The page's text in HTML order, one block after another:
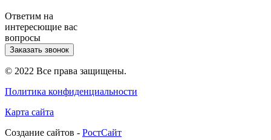
Ответим на
интересющие вас
вопросы
Заказать звонок
© 2022 Все права защищены.
Политика конфиденциальности
Карта сайта
Cоздание сайтов - РостСайт